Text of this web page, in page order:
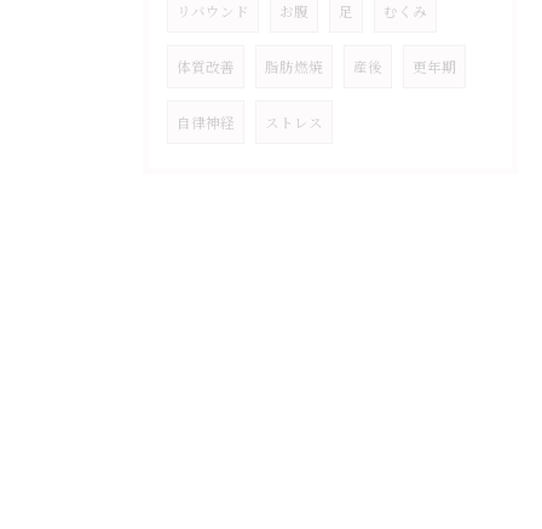
リバウンド お腹 足 むくみ
体質改善 脂肪燃焼 産後 更年期
自律神経 ストレス